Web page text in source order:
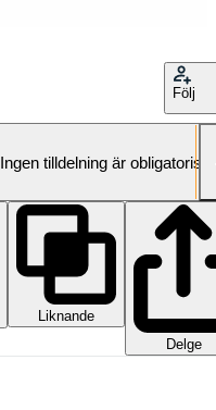
Följ
Ingen tilldelning är obligatorisk
Liknande
Delge